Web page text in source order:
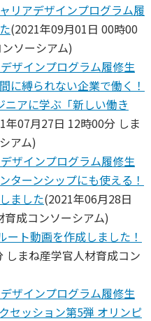
リアデザインプログラム履
(2021年09月01日 00時00
ソーシアム)
ザインプログラム履修生
に縛られない企業で働く！
アに学ぶ「新しい働き
年07月27日 12時00分 しま
アム)
ザインプログラム履修生
ターンシップにも使える！
ました(2021年06月28日
育成コンソーシアム)
ト動画を作成しました！
しまね産学官人材育成コン
ザインプログラム履修生
セッション第5弾 オリンピ